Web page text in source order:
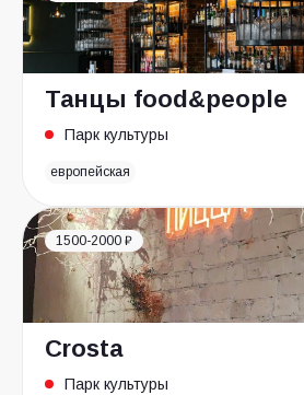
Танцы food&people
Парк культуры
европейская
1500-2000 ₽
Crosta
Парк культуры